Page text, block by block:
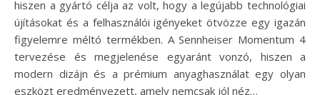
hiszen a gyártó célja az volt, hogy a legújabb technológiai
újításokat és a felhasználói igényeket ötvözze egy igazán
figyelemre méltó termékben. A Sennheiser Momentum 4
tervezése és megjelenése egyaránt vonzó, hiszen a
modern dizájn és a prémium anyaghasználat egy olyan
eszközt eredményezett, amely nemcsak jól néz…